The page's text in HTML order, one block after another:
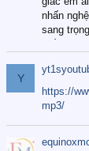
nhấn
sang
Tuy
với vô
như hiện
được
cấp thực
khí hậu
Y
https://
mp3/